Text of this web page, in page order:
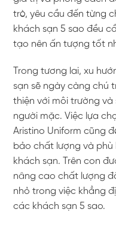
trò, yêu cầu đến từng
khách sạn 5 sao đều
tạo nên ấn tượng tốt
Trong tương lai, xu
sạn sẽ ngày càng chú
thiện với môi trường
người mặc. Việc lựa
Aristino Uniform cũng
bảo chất lượng và
khách sạn. Trên con
nâng cao chất lượng
nhỏ trong việc khẳng
các khách sạn 5 sao.